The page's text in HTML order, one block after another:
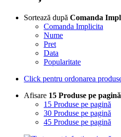
Sortează după Comanda
Comanda Implicita
Nume
Pret
Data
Popularitate
Click pentru ordonarea
Afisare 15 Produse pe pagină
15 Produse pe pagină
30 Produse pe pagină
45 Produse pe pagină